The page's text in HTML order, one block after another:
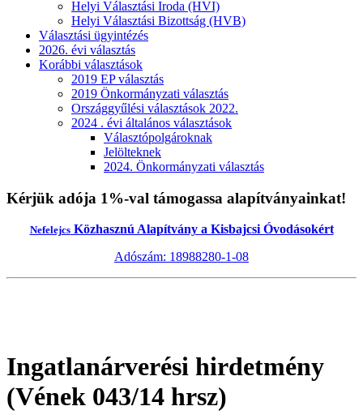
Helyi Választási Iroda (HVI)
Helyi Választási Bizottság (HVB)
Választási ügyintézés
2026. évi választás
Korábbi választások
2019 EP választás
2019 Önkormányzati választás
Országgyűlési választások 2022.
2024 . évi általános választások
Választópolgároknak
Jelölteknek
2024. Önkormányzati választás
Kérjük adója 1%-val támogassa alapítványainkat!
NefelejcsKözhasznú Alapítvány a Kisbajcsi Óvodásokért
Adószám: 18988280-1-08
Ingatlanárverési hirdetmény
(Vének 043/14 hrsz)